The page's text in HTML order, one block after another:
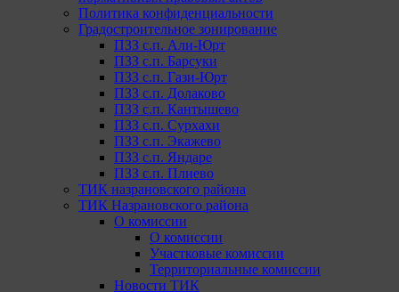
Политика конфиденциальности
Градостроительное зонирование
ПЗЗ с.п. Али-Юрт
ПЗЗ с.п. Барсуки
ПЗЗ с.п. Гази-Юрт
ПЗЗ с.п. Долаково
ПЗЗ с.п. Кантышево
ПЗЗ с.п. Сурхахи
ПЗЗ с.п. Экажево
ПЗЗ с.п. Яндаре
ПЗЗ с.п. Плиево
ТИК назрановского района
ТИК Назрановского района
О комиссии
О комиссии
Участковые комиссии
Территориальные комиссии
Новости ТИК